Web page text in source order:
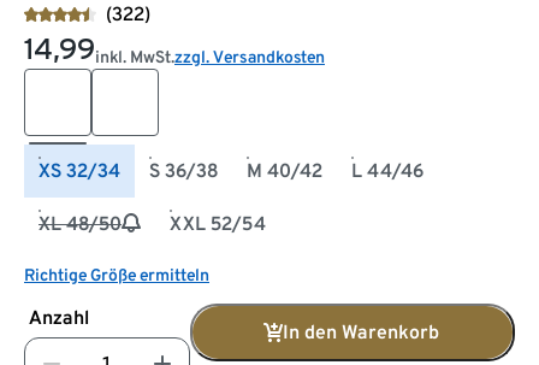
(322)
14,99inkl. MwSt.zzgl. Versandkosten
XS 32/34 S 36/38 M 40/42 L 44/46
XL 48/50 XXL 52/54
Richtige Größe ermitteln
Anzahl
In den Warenkorb